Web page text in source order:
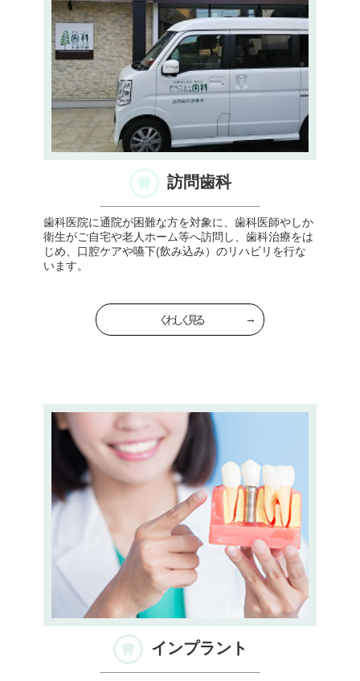
訪問歯科
歯科医院に通院が困難な方を対象に、歯科医師やしか
衛生がご自宅や老人ホーム等へ訪問し、歯科治療をは
じめ、口腔ケアや嚥下(飲み込み）のリハビリを行な
います。
くわしく見る
インプラント